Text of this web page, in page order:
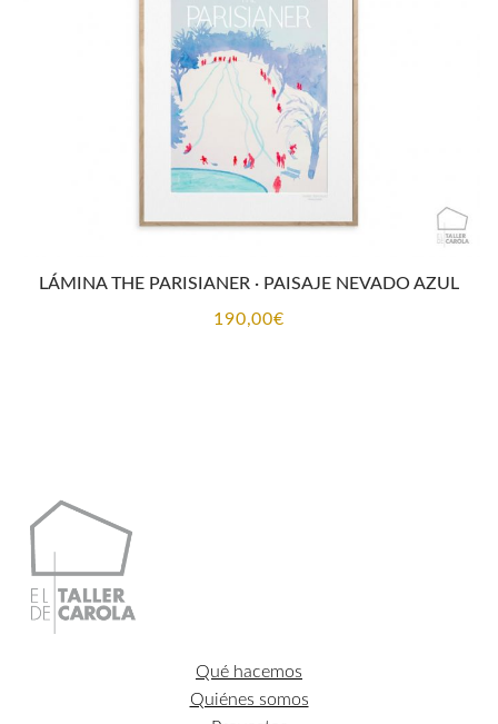
LÁMINA THE PARISIANER · PAISAJE NEVADO AZUL
190,00€
Qué hacemos
Quiénes somos